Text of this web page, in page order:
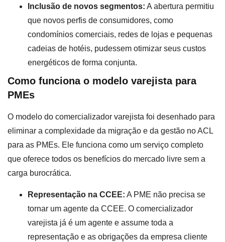
Inclusão de novos segmentos: A abertura permitiu
que novos perfis de consumidores, como
condomínios comerciais, redes de lojas e pequenas
cadeias de hotéis, pudessem otimizar seus custos
energéticos de forma conjunta.
Como funciona o modelo varejista para
PMEs
O modelo do comercializador varejista foi desenhado para
eliminar a complexidade da migração e da gestão no ACL
para as PMEs. Ele funciona como um serviço completo
que oferece todos os benefícios do mercado livre sem a
carga burocrática.
Representação na CCEE: A PME não precisa se
tornar um agente da CCEE. O comercializador
varejista já é um agente e assume toda a
representação e as obrigações da empresa cliente